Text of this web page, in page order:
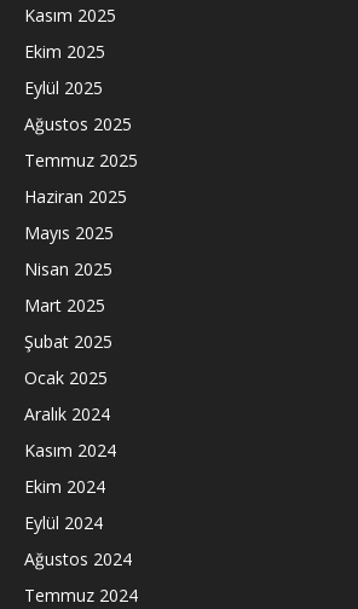
Kasım 2025
Ekim 2025
Eylül 2025
Ağustos 2025
Temmuz 2025
Haziran 2025
Mayıs 2025
Nisan 2025
Mart 2025
Şubat 2025
Ocak 2025
Aralık 2024
Kasım 2024
Ekim 2024
Eylül 2024
Ağustos 2024
Temmuz 2024